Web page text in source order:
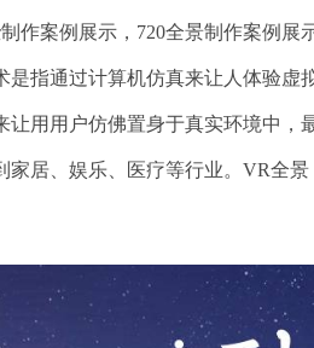
制作案例展示，720全景制作案例展
是指通过计算机仿真来让人体验虚
让用用户仿佛置身于真实环境中，
家居、娱乐、医疗等行业。VR全